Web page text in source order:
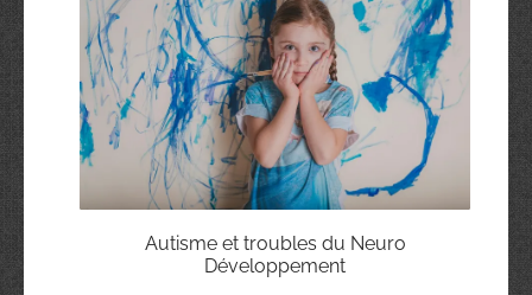
Autisme et troubles du Neuro
Développement